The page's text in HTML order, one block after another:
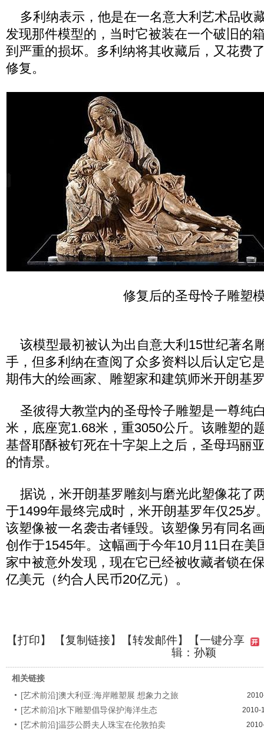
多利纳表示，他是在一名意大利艺术品收
发现那件模型的，当时它被装在一个破旧的
到严重的损坏。多利纳将其收藏后，又花费
修复。
修复后的圣母怜子雕塑
该模型最初被认为出自意大利15世纪著名
手，但多利纳在查阅了众多资料以后认定它
期伟大的绘画家、雕塑家和建筑师米开朗基
圣彼得大教堂内的圣母怜子雕塑是一尊纯
米，底座宽1.68米，重3050公斤。该雕塑的
基督耶酥被钉死在十字架上之后，圣母玛丽
的情景。
据说，米开朗基罗雕刻与磨光此塑像花了
于1499年最终完成时，米开朗基罗年仅25岁
该塑像被一名袭击者锤毁。该塑像另有同名
创作于1545年。这幅画于今年10月11日在美
家中被意外发现，现在它已经被收藏者锁在
亿美元（约合人民币20亿元）。
【打印】 【复制链接】【转发邮件】
【一键分享
辑：孙颖
相关链接
[艺术前沿]澳大利亚:海岸雕塑展 想象力之旅
[艺术前沿]水下雕塑倡导保护海洋生态 2010-
[艺术前沿]温莎公爵夫人珠宝在伦敦拍卖